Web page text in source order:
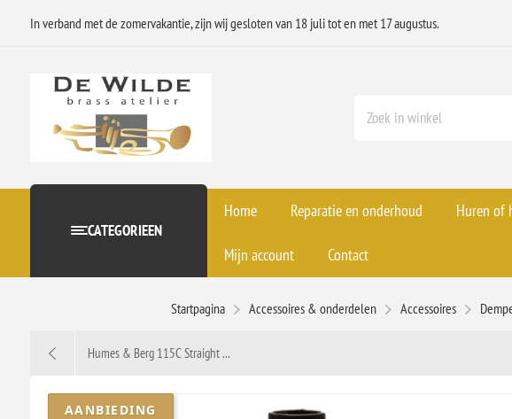
In verband met de zomervakantie, zijn wij gesloten van 18 juli tot en met 17 augustus.
CATEGORIEEN
Home Reparatie en onderhoud Huren of
Mijn account Contact
Startpagina Accessoires & onderdelen Accessoires
Humes & Berg 115C Straight ...
AANBIEDING